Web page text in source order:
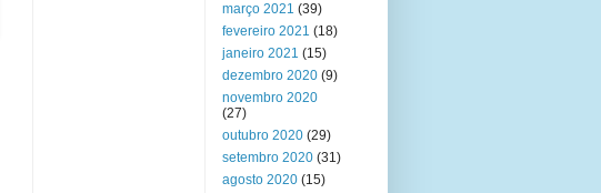
março 2021 (39)
fevereiro 2021 (18)
janeiro 2021 (15)
dezembro 2020 (9)
novembro 2020
(27)
outubro 2020 (29)
setembro 2020 (31)
agosto 2020 (15)